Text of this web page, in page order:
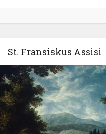
St. Fransiskus Assisi